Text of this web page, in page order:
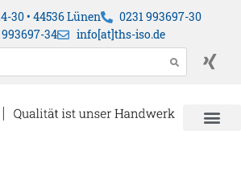
30 • 44536 Lünen
0231 993697-30
993697-34
info[at]ths-iso.de